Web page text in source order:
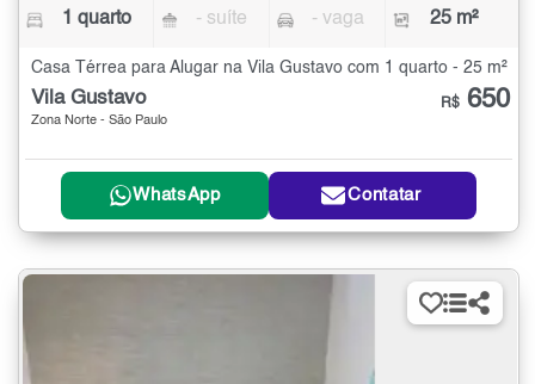
1 quarto - suíte - vaga 25 m²
Casa Térrea para Alugar na Vila Gustavo com 1 quarto - 25 m²
Vila Gustavo
Zona Norte - São Paulo
R$ 650
WhatsApp Contatar